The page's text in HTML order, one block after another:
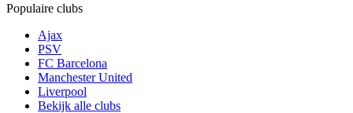
Populaire clubs
Ajax
PSV
FC Barcelona
Manchester United
Liverpool
Bekijk alle clubs